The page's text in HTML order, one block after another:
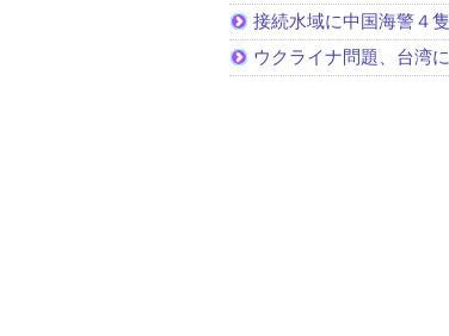
接続水域に中国海警４
ウクライナ問題、台湾